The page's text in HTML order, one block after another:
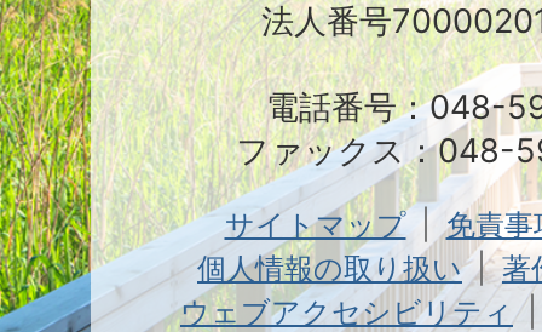
法人番号
電話番号：048-
ファックス：048-
サイトマップ
免責
個人情報の取り扱い
著
ウェブアクセシビリティ